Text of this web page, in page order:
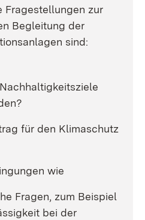
Fragestellungen zur
Begleitung der
sind:
für den Klimaschutz
wie
Fragen, zum Beispiel
bei der